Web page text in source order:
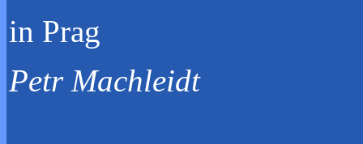
in
Petr Machleidt